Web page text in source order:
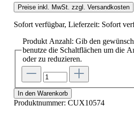
Preise inkl. MwSt. zzgl. Versandkosten
Sofort verfügbar, Lieferzeit: Sofort
Produkt Anzahl: Gib den
benutze die Schaltflächen um die
oder zu reduzieren.
In den Warenkorb
Produktnummer: CUX10574